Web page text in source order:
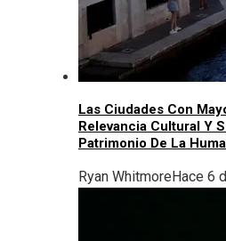
Las Ciudades Con
Relevancia Cultural Y
Patrimonio De La
Ryan WhitmoreHace 6